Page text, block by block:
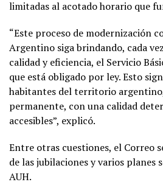
limitadas al acotado horario que
“Este proceso de modernización
Argentino siga brindando, cada
calidad y eficiencia, el Servicio
que está obligado por ley. Esto
habitantes del territorio
permanente, con una calidad
accesibles”, explicó.
Entre otras cuestiones, el Correo
de las jubilaciones y varios planes
AUH.